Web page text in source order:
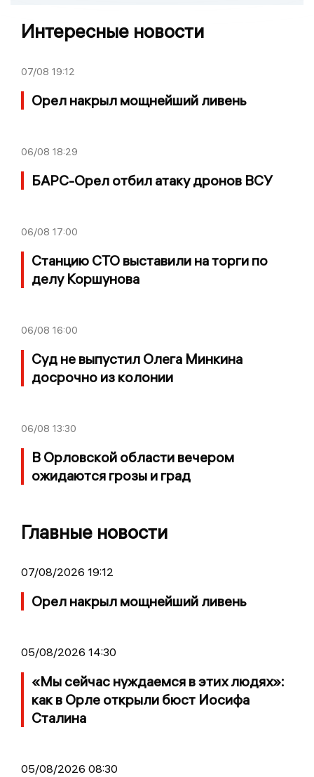
Интересные новости
07/08 19:12
Орел накрыл мощнейший ливень
06/08 18:29
БАРС-Орел отбил атаку дронов ВСУ
06/08 17:00
Станцию СТО выставили на торги по
делу Коршунова
06/08 16:00
Суд не выпустил Олега Минкина
досрочно из колонии
06/08 13:30
В Орловской области вечером
ожидаются грозы и град
Главные новости
07/08/2026 19:12
Орел накрыл мощнейший ливень
05/08/2026 14:30
«Мы сейчас нуждаемся в этих людях»:
как в Орле открыли бюст Иосифа
Сталина
05/08/2026 08:30